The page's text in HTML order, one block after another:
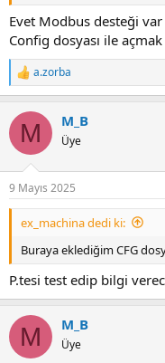
Evet Modbus desteği
Config dosyası ile
R
e
c
i
s
:
a.zorba
M M_B
Üye
9 Mayıs 2025
ex_machina dedi ki:
Buraya eklediğim CFG
P.tesi test edip bilgi
M M_B
Üye